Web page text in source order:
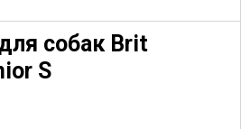
собак Brit
S